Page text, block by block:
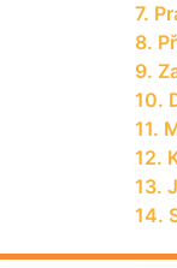
7.
8.
9.
10.
11.
12.
13.
14.